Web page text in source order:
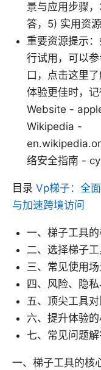
景与应用步骤
答，5) 实用资
重要资源提示
行试用，可以
口，点击这里
体验更佳时，
Website -
Wikipedia -
络安全指南 -
目录 Vp梯子：全
与加速跨境访问
一、梯子工具
二、选择梯子
三、常见使用
四、风险、隐
五、顶尖工具
六、提升体验
七、常见问题解
一、梯子工具的核